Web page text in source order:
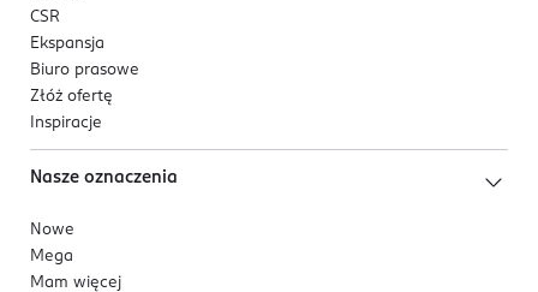
CSR
Ekspansja
Biuro prasowe
Złóż ofertę
Inspiracje
Nasze oznaczenia
Nowe
Mega
Mam więcej